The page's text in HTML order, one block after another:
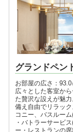
グランドペン
お部屋の広さ：93.0
広々とした客室か
た贅沢な設えが魅
備え自由でリラッ
コニー、バスルー
・バトラーサービ
ー・レストランの